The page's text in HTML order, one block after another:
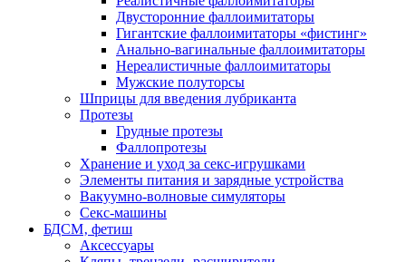
Двусторонние фаллоимитаторы
Гигантские фаллоимитаторы «фистинг»
Анально-вагинальные фаллоимитаторы
Нереалистичные фаллоимитаторы
Мужские полуторсы
Шприцы для введения лубриканта
Протезы
Грудные протезы
Фаллопротезы
Хранение и уход за секс-игрушками
Элементы питания и зарядные устройства
Вакуумно-волновые симуляторы
Секс-машины
БДСМ‚ фетиш
Аксессуары